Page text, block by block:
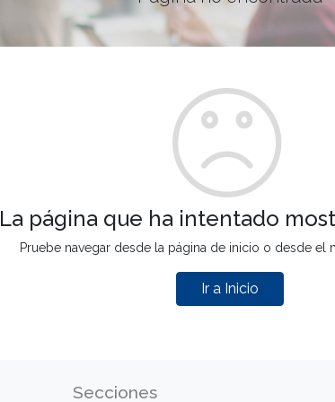
La página que ha intentado
Pruebe navegar desde la página de inicio o desde el
Ir a Inicio
Secciones